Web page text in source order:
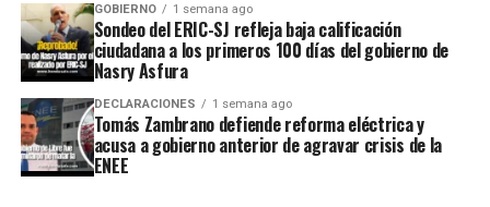
GOBIERNO 1 semana ago
Sondeo del ERIC-SJ refleja baja calificación
ciudadana a los primeros 100 días del gobierno de
Nasry Asfura
DECLARACIONES 1 semana ago
Tomás Zambrano defiende reforma eléctrica y
acusa a gobierno anterior de agravar crisis de la
ENEE